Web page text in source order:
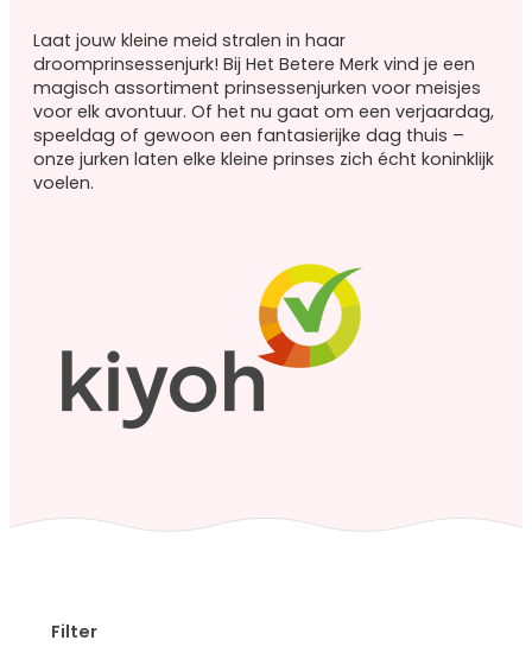
prinsessenjurken
Paarse
prinsessenjurken
Roze
prinsessenjurken
Halloween
Carnaval
Prinsessen
Laat jouw kleine meid stralen in haar
droomprinsessenjurk! Bij Het Betere Merk vind je een
magisch assortiment prinsessenjurken voor meisjes
voor elk avontuur. Of het nu gaat om een verjaardag,
speeldag of gewoon een fantasierijke dag thuis –
onze jurken laten elke kleine prinses zich écht koninklijk
voelen.
Filter